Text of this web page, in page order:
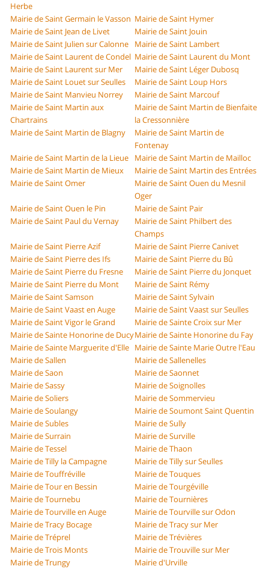
Herbe
Mairie de Saint Germain le Vasson Mairie de Saint Hymer
Mairie de Saint Jean de Livet
Mairie de Saint Jouin
Mairie de Saint Julien sur Calonne
Mairie de Saint Lambert
Mairie de Saint Laurent de Condel Mairie de Saint Laurent du Mont
Mairie de Saint Laurent sur Mer
Mairie de Saint Léger Dubosq
Mairie de Saint Louet sur Seulles
Mairie de Saint Loup Hors
Mairie de Saint Manvieu Norrey
Mairie de Saint Marcouf
Mairie de Saint Martin aux
Chartrains
Mairie de Saint Martin de Bienfaite
la Cressonnière
Mairie de Saint Martin de Blagny
Mairie de Saint Martin de
Fontenay
Mairie de Saint Martin de la Lieue
Mairie de Saint Martin de Mailloc
Mairie de Saint Martin de Mieux
Mairie de Saint Martin des Entrées
Mairie de Saint Omer
Mairie de Saint Ouen du Mesnil
Oger
Mairie de Saint Ouen le Pin
Mairie de Saint Pair
Mairie de Saint Paul du Vernay
Mairie de Saint Philbert des
Champs
Mairie de Saint Pierre Azif
Mairie de Saint Pierre Canivet
Mairie de Saint Pierre des Ifs
Mairie de Saint Pierre du Bû
Mairie de Saint Pierre du Fresne
Mairie de Saint Pierre du Jonquet
Mairie de Saint Pierre du Mont
Mairie de Saint Rémy
Mairie de Saint Samson
Mairie de Saint Sylvain
Mairie de Saint Vaast en Auge
Mairie de Saint Vaast sur Seulles
Mairie de Saint Vigor le Grand
Mairie de Sainte Croix sur Mer
Mairie de Sainte Honorine de DucyMairie de Sainte Honorine du Fay
Mairie de Sainte Marguerite d'Elle Mairie de Sainte Marie Outre l'Eau
Mairie de Sallen
Mairie de Sallenelles
Mairie de Saon
Mairie de Saonnet
Mairie de Sassy
Mairie de Soignolles
Mairie de Soliers
Mairie de Sommervieu
Mairie de Soulangy
Mairie de Soumont Saint Quentin
Mairie de Subles
Mairie de Sully
Mairie de Surrain
Mairie de Surville
Mairie de Tessel
Mairie de Thaon
Mairie de Tilly la Campagne
Mairie de Tilly sur Seulles
Mairie de Touffréville
Mairie de Touques
Mairie de Tour en Bessin
Mairie de Tourgéville
Mairie de Tournebu
Mairie de Tournières
Mairie de Tourville en Auge
Mairie de Tourville sur Odon
Mairie de Tracy Bocage
Mairie de Tracy sur Mer
Mairie de Tréprel
Mairie de Trévières
Mairie de Trois Monts
Mairie de Trouville sur Mer
Mairie de Trungy
Mairie d'Urville